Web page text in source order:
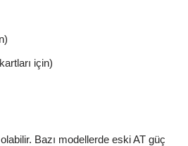
için)
Bazı modellerde eski AT güç